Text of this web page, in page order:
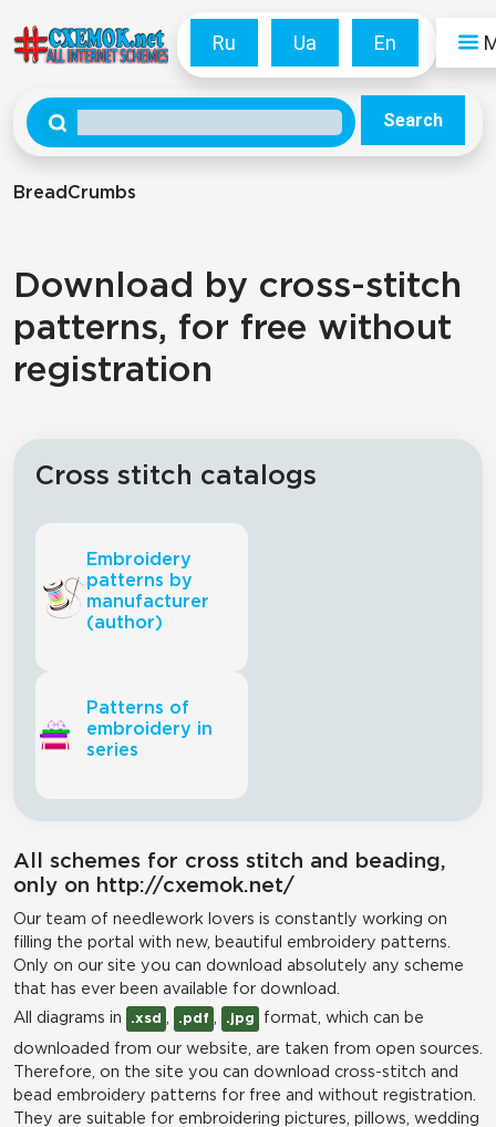
Ru Ua En
Search
BreadCrumbs
Download by cross-stitch
patterns, for free without
registration
Cross stitch catalogs
Embroidery
patterns by
manufacturer
(author)
Patterns of
embroidery in
series
All schemes for cross stitch and beading,
only on http://cxemok.net/
Our team of needlework lovers is constantly working on
filling the portal with new, beautiful embroidery patterns.
Only on our site you can download absolutely any scheme
that has ever been available for download.
All diagrams in
.xsd .pdf .jpg format, which can be
downloaded from our website, are taken from open sources.
Therefore, on the site you can download cross-stitch and
bead embroidery patterns for free and without registration.
They are suitable for embroidering pictures, pillows, wedding